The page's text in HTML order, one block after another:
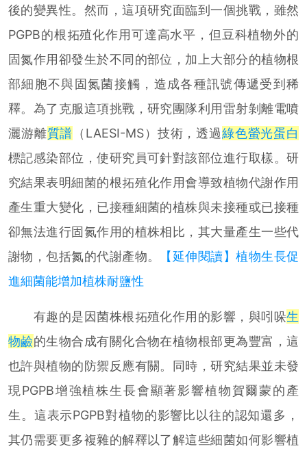
後的變異性。然而，這項研究面臨到一個挑戰，雖然
PGPB的根拓殖化作用可達高水平，但豆科植物外的
固氮作用卻發生於不同的部位，加上大部分的植物根
部細胞不與固氮菌接觸，造成各種訊號傳遞受到稀
釋。為了克服這項挑戰，研究團隊利用雷射剝離電噴
灑游離質譜 （LAESI-MS）技術，透過綠色螢光蛋白
標記感染部位，使研究員可針對該部位進行取樣。研
究結果表明細菌的根拓殖化作用會導致植物代謝作用
產生重大變化，已接種細菌的植株與未接種或已接種
卻無法進行固氮作用的植株相比，其大量產生一些代
謝物，包括氮的代謝產物。
【延伸閱讀】植物生長促
進細菌能增加植株耐鹽性
有趣的是因菌株根拓殖化作用的影響，與吲哚生
物鹼的生物合成有關化合物在植物根部更為豐富，這
也許與植物的防禦反應有關。同時，研究結果並未發
現PGPB增強植株生長會顯著影響植物賀爾蒙的產
生。這表示PGPB對植物的影響比以往的認知還多，
其仍需要更多複雜的解釋以了解這些細菌如何影響植